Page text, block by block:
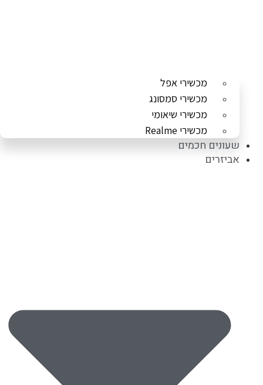
מכשירי אפל
מכשירי סמסונג
מכשירי שיאומי
מכשירי Realme
שעונים חכמים
אביזרים